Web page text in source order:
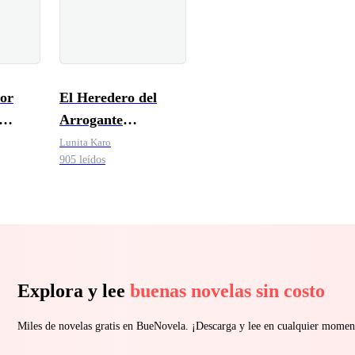
El Heredero del
Arrogante
Millonario
Lunita Karo
905 leídos
Explora y lee buenas novelas sin costo
Miles de novelas gratis en BueNovela. ¡Descarga y lee en cualquier